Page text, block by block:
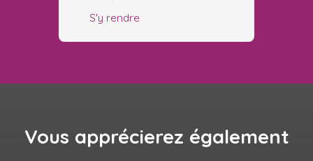
S'y rendre
Vous apprécierez également